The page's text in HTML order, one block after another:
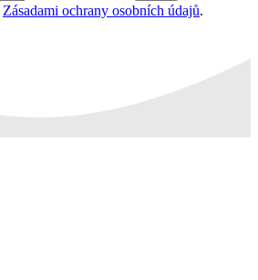
Zásadami ochrany osobních údajů.